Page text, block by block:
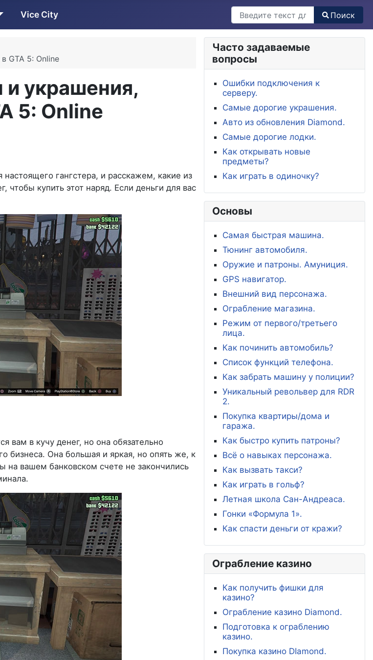
Vice City Поиск Поиск
GTA 5: Online
украшения,
5: Online
гангстера, и расскажем, какие из
купить этот наряд. Если деньги для вас
вам в кучу денег, но она обязательно
бизнеса. Она большая и яркая, но опять же, к
на вашем банковском счете не закончились
Часто задаваемые
вопросы
Ошибки подключения к
серверу.
Самые дорогие украшения.
Авто из обновления Diamond.
Самые дорогие лодки.
Как открывать новые
предметы?
Как играть в одиночку?
Основы
Самая быстрая машина.
Тюнинг автомобиля.
Оружие и патроны. Амуниция.
GPS навигатор.
Внешний вид персонажа.
Ограбление магазина.
Режим от первого/третьего
лица.
Как починить автомобиль?
Список функций телефона.
Как забрать машину у полиции?
Уникальный револьвер для RDR
2.
Покупка квартиры/дома и
гаража.
Как быстро купить патроны?
Всё о навыках персонажа.
Как вызвать такси?
Как играть в гольф?
Летная школа Сан-Андреаса.
Гонки «Формула 1».
Как спасти деньги от кражи?
Ограбление казино
Как получить фишки для
казино?
Ограбление казино Diamond.
Подготовка к ограблению
казино.
Покупка казино DIamond.